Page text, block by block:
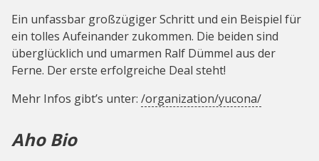
Ein unfassbar großzügiger Schritt und ein Beispiel für
ein tolles Aufeinander zukommen. Die beiden sind
überglücklich und umarmen Ralf Dümmel aus der
Ferne. Der erste erfolgreiche Deal steht!
Mehr Infos gibt’s unter: /organization/yucona/
Aho Bio